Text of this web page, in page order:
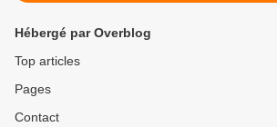
Hébergé par Overblog
Top articles
Pages
Contact